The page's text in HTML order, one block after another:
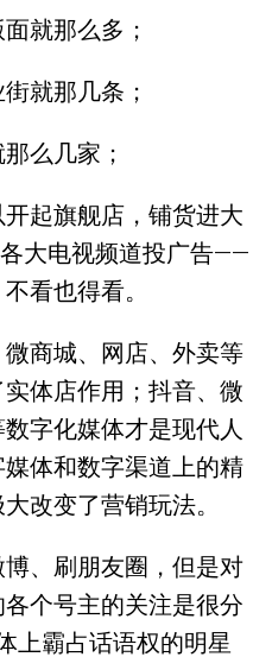
就那么多；
就那几条；
么几家；
起旗舰店，铺货进大
大电视频道投广告——
看也得看。
商城、网店、外卖等
体店作用；抖音、微
字化媒体才是现代人
体和数字渠道上的精
改变了营销玩法。
、刷朋友圈，但是对
个号主的关注是很分
上霸占话语权的明星